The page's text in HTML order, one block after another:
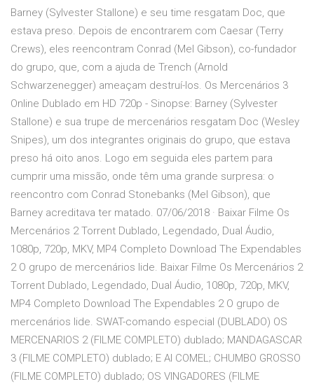
Barney (Sylvester Stallone) e seu time resgatam Doc, que
estava preso. Depois de encontrarem com Caesar (Terry
Crews), eles reencontram Conrad (Mel Gibson), co-fundador
do grupo, que, com a ajuda de Trench (Arnold
Schwarzenegger) ameaçam destruí-los. Os Mercenários 3
Online Dublado em HD 720p - Sinopse: Barney (Sylvester
Stallone) e sua trupe de mercenários resgatam Doc (Wesley
Snipes), um dos integrantes originais do grupo, que estava
preso há oito anos. Logo em seguida eles partem para
cumprir uma missão, onde têm uma grande surpresa: o
reencontro com Conrad Stonebanks (Mel Gibson), que
Barney acreditava ter matado. 07/06/2018 · Baixar Filme Os
Mercenários 2 Torrent Dublado, Legendado, Dual Áudio,
1080p, 720p, MKV, MP4 Completo Download The Expendables
2 O grupo de mercenários lide. Baixar Filme Os Mercenários 2
Torrent Dublado, Legendado, Dual Áudio, 1080p, 720p, MKV,
MP4 Completo Download The Expendables 2 O grupo de
mercenários lide. SWAT-comando especial (DUBLADO) OS
MERCENARIOS 2 (FILME COMPLETO) dublado; MANDAGASCAR
3 (FILME COMPLETO) dublado; E AI COMEL; CHUMBO GROSSO
(FILME COMPLETO) dublado; OS VINGADORES (FILME